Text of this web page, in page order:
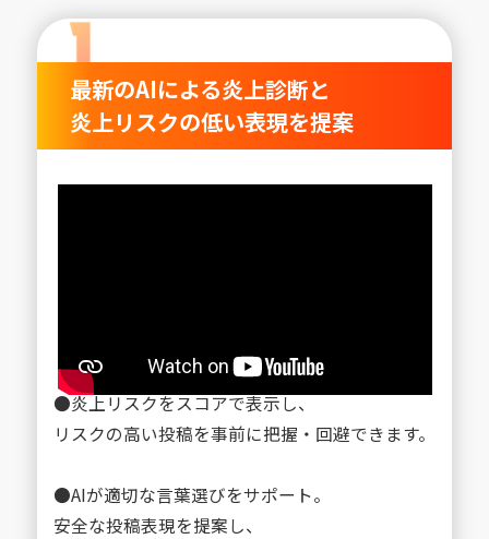
最新のAIによる炎上診断と
炎上リスクの低い表現を提案
●炎上リスクをスコアで表示し、
リスクの高い投稿を事前に把握・回避できます。
●AIが適切な言葉選びをサポート。
安全な投稿表現を提案し、